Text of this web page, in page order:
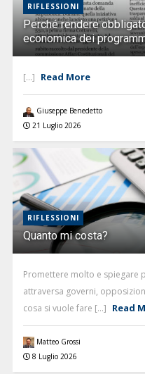
RIFLESSIONI
Perché rendere
economica dei
[...] Read More
Giuseppe Benedetto
21 Luglio 2026
RIFLESSIONI
Quanto mi costa?
Promettere molto e spiegare
attraversa governi,
cosa si vuole fare [...] Read
Matteo Grossi
8 Luglio 2026